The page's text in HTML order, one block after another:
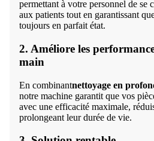
permettant à votre personnel de se
aux patients tout en garantissant
toujours en parfait état.
2. Améliore les
main
En combinantnettoyage en
notre machine garantit que vos
avec une efficacité maximale,
prolongeant leur durée de vie.